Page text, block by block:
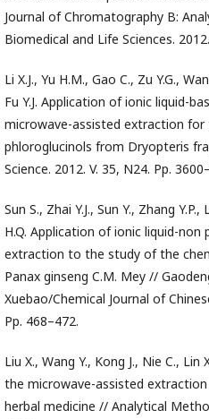
Journal of Chromatography B:
Biomedical and Life Sciences.
Li X.J., Yu H.M., Gao C., Zu Y.G.,
Fu Y.J. Application of ionic liquid-
microwave-assisted extraction
phloroglucinols from Dryopteris
Science. 2012. V. 35, N24. Pp.
Sun S., Zhai Y.J., Sun Y., Zhang
H.Q. Application of ionic liquid-
extraction to the study of the
Panax ginseng C.M. Mey //
Xuebao/Chemical Journal of
Pp. 468–472.
Liu X., Wang Y., Kong J., Nie C.,
the microwave-assisted
herbal medicine // Analytical